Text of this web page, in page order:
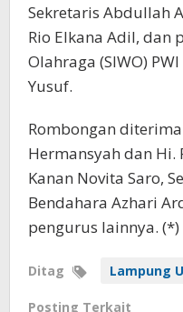
Sekretaris Abdullah
Rio Elkana Adil, dan
Olahraga (SIWO)
Yusuf.
Rombongan
Hermansyah dan Hi.
Kanan Novita Saro,
Bendahara Azhari
pengurus lainnya. (*)
Ditag Lampung
Posting Terkait